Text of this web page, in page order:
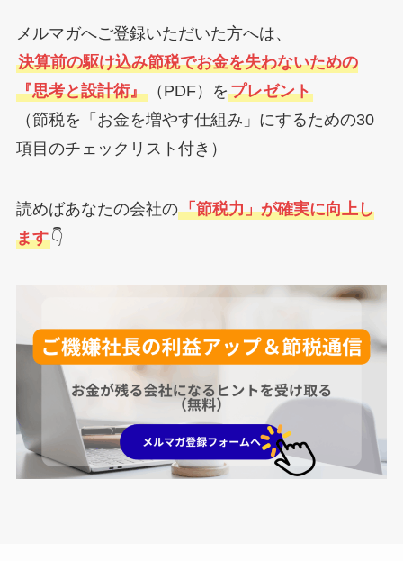
メルマガへご登録いただいた方へは、
決算前の駆け込み節税でお金を失わないための
『思考と設計術』（PDF）をプレゼント
（節税を「お金を増やす仕組み」にするための30
項目のチェックリスト付き）
読めばあなたの会社の「節税力」が確実に向上し
ます👇